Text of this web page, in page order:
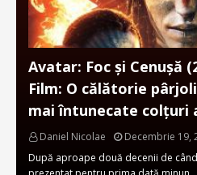
Avatar: Foc și Cenușă
Film: O călătorie
mai întunecate colțuri
Daniel Nicolae
Decembrie 19,
După aproape două decenii de